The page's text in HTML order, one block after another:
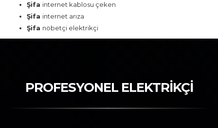
Şifa internet kablosu çeken
Şifa internet arıza
Şifa nöbetçi elektrikçi
PROFESYONEL ELEKTRİKÇİ